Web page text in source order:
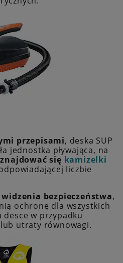
przepisami, deska SUP
jednostka pływająca, na
się kamizelki
liczbie
bezpieczeństwa,
ochronę dla wszystkich
w przypadku
utraty równowagi.